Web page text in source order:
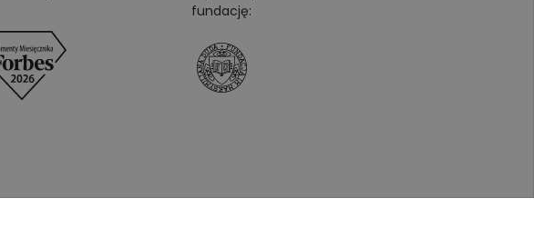
fundację: